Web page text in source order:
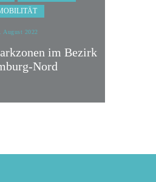
August 2022
im Bezirk
Nord